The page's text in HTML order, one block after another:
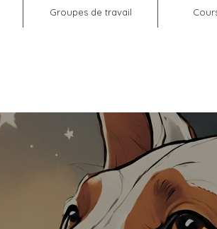
Groupes de travail